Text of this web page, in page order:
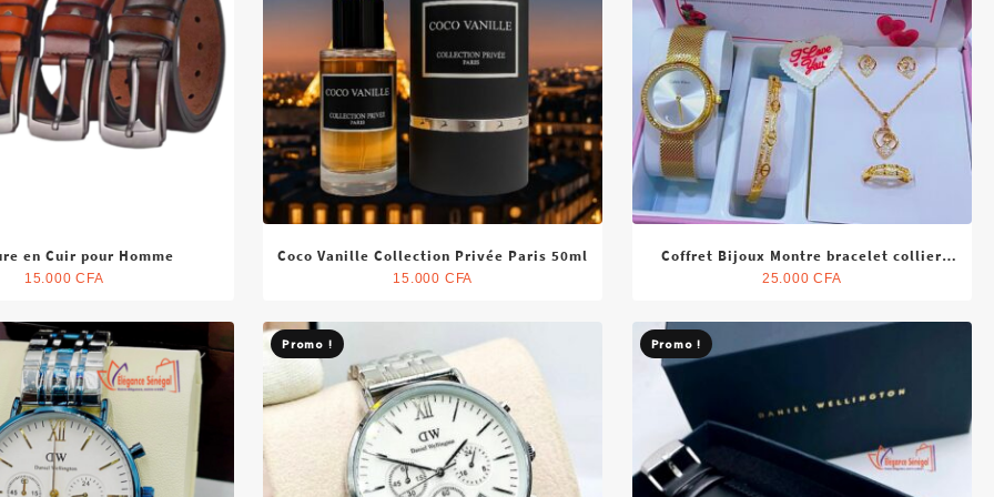
en Cuir pour Homme
15.000CFA
Coco Vanille Collection Privée Paris 50ml
15.000 CFA
Coffret Bijoux Montre bracelet collier
bague boucle doreille
25.000CFA
Promo ! Promo !